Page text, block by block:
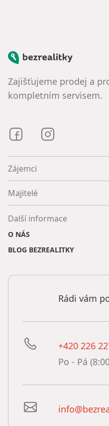
Bezrealitky
Zajišťujeme prodej a
kompletním servisem.
Bezrealitky na
Zájemci
Majitelé
Další informace
O NÁS
BLOG BEZREALITKY
Rádi vám
+420 226
Po - Pá